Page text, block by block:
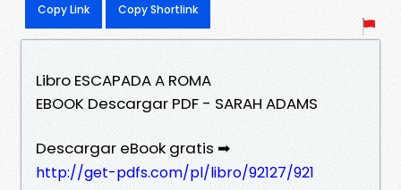
Copy Link Copy Shortlink
Libro ESCAPADA A ROMA
EBOOK Descargar PDF - SARAH ADAMS
Descargar eBook gratis ➡
http://get-pdfs.com/pl/libro/92127/921